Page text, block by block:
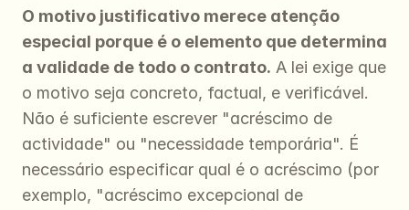
O motivo justificativo merece atenção
especial porque é o elemento que determina
a validade de todo o contrato. A lei exige que
o motivo seja concreto, factual, e verificável.
Não é suficiente escrever "acréscimo de
actividade" ou "necessidade temporária". É
necessário especificar qual é o acréscimo (por
exemplo, "acréscimo excepcional de